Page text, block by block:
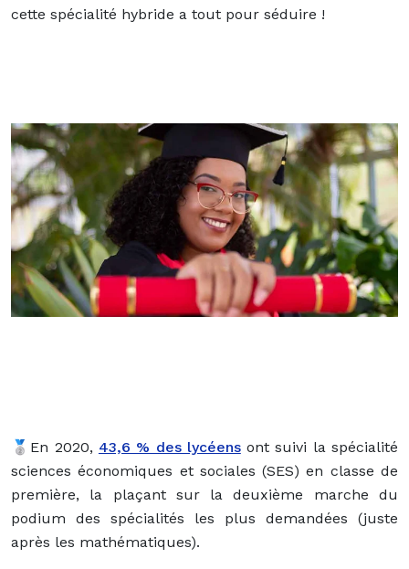
cette spécialité hybride a tout pour séduire !
🥈En 2020, 43,6 % des lycéensont suivi la spécialité
sciences économiques et sociales (SES) en classe de
première, la plaçant sur la deuxième marche du
podium des spécialités les plus demandées (juste
après les mathématiques).